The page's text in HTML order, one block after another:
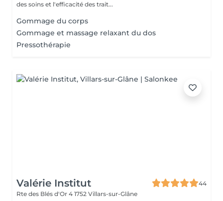
des soins et l'efficacité des trait...
Gommage du corps
Gommage et massage relaxant du dos
Pressothérapie
Valérie Institut
44
Rte des Blés d'Or 4 1752 Villars-sur-Glâne